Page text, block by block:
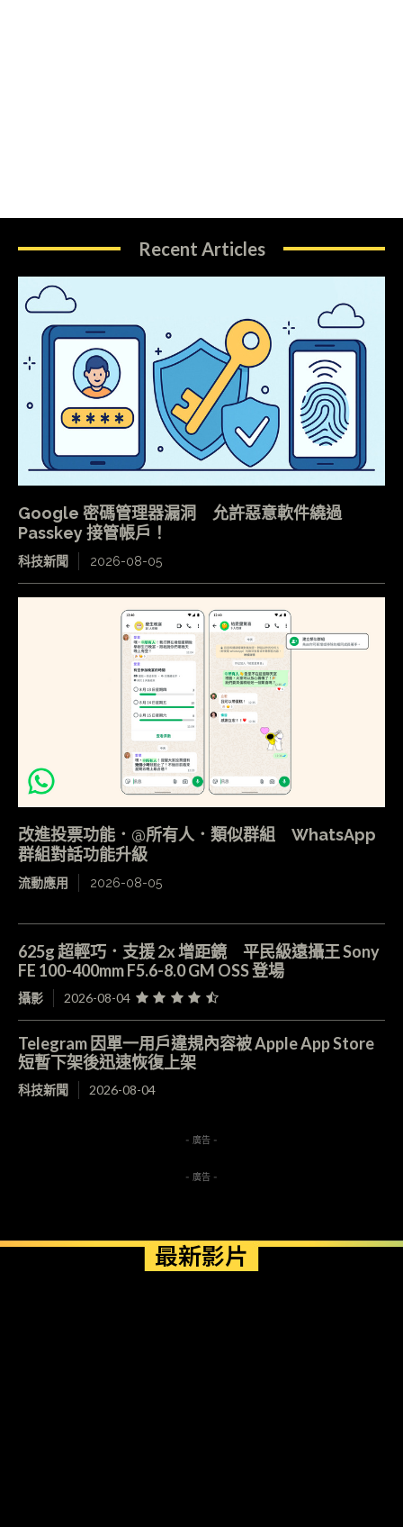
Recent Articles
Google 密碼管理器漏洞 允許惡意軟件繞過
Passkey 接管帳戶！
科技新聞 2026-08-05
改進投票功能．@所有人．類似群組 WhatsApp
群組對話功能升級
流動應用 2026-08-05
625g 超輕巧．支援 2x 增距鏡 平民級遠攝王 Sony
FE 100-400mm F5.6-8.0 GM OSS 登場
攝影 2026-08-04
Telegram 因單一用戶違規內容被 Apple App Store
短暫下架後迅速恢復上架
科技新聞 2026-08-04
- 廣告 -
- 廣告 -
最新影片